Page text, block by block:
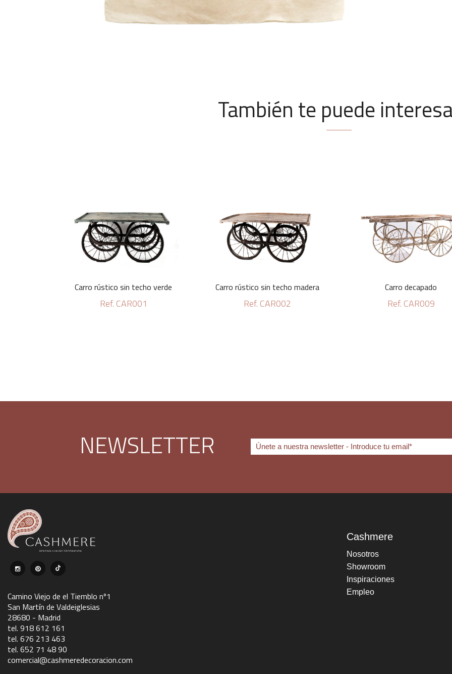
También te puede
Carro rústico sin techo verde
Ref. CAR001
Carro rústico sin techo madera
Ref. CAR002
Carro decapado
Ref. CAR009
NEWSLETTER
Camino Viejo de el Tiemblo nº1
San Martín de Valdeiglesias
28680 - Madrid
tel. 918 612 161
tel. 676 213 463
tel. 652 71 48 90
comercial@cashmeredecoracion.com
Cashmere
Nosotros
Showroom
Inspiraciones
Empleo